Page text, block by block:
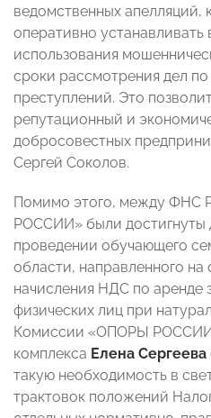
ведомственных апелляций,
оперативно
использования
сроки рассмотрения дел
преступлений. Это
репутационный и
добросовестных
Сергей Соколов.
Помимо этого, между ФНС
РОССИИ» были достигнуты
проведении обучающего
области, направленного
начисления НДС по аренде
физических лиц при
Комиссии «ОПОРЫ
комплекса Елена Сергеева
такую необходимость в
трактовок положений